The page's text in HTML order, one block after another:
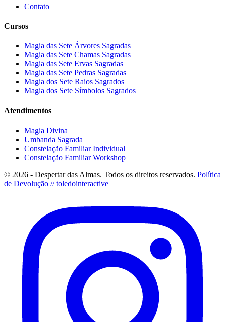
Contato
Cursos
Magia das Sete Árvores Sagradas
Magia das Sete Chamas Sagradas
Magia das Sete Ervas Sagradas
Magia das Sete Pedras Sagradas
Magia dos Sete Raios Sagrados
Magia dos Sete Símbolos Sagrados
Atendimentos
Magia Divina
Umbanda Sagrada
Constelação Familiar Individual
Constelação Familiar Workshop
© 2026 - Despertar das Almas. Todos os direitos reservados. Política
de Devolução // toledointeractive